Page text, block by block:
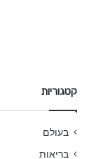
קטגוריות
בעולם
בריאות